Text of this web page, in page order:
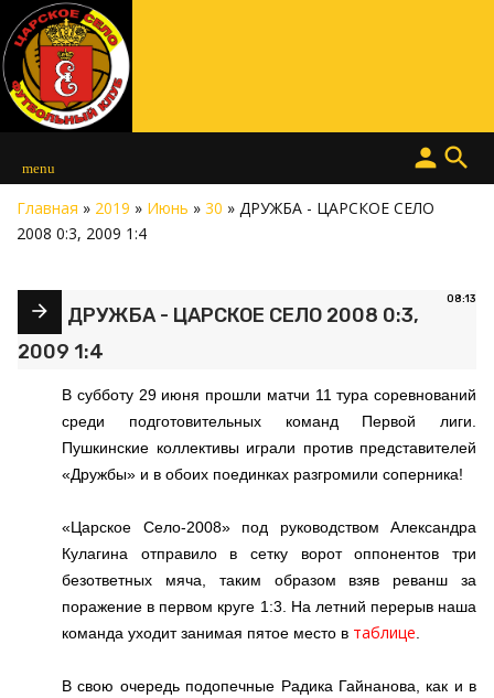
menu search
person
Главная » 2019 » Июнь » 30 » ДРУЖБА - ЦАРСКОЕ СЕЛО
2008 0:3, 2009 1:4
08:13
ДРУЖБА - ЦАРСКОЕ СЕЛО 2008 0:3,
2009 1:4
В субботу 29 июня прошли матчи 11 тура соревнований
среди подготовительных команд Первой лиги.
Пушкинские коллективы играли против представителей
«Дружбы» и в обоих поединках разгромили соперника!
«Царское Село-2008» под руководством Александра
Кулагина отправило в сетку ворот оппонентов три
безответных мяча, таким образом взяв реванш за
поражение в первом круге 1:3. На летний перерыв наша
команда уходит занимая пятое место в таблице
В свою очередь подопечные Радика Гайнанова, как и в